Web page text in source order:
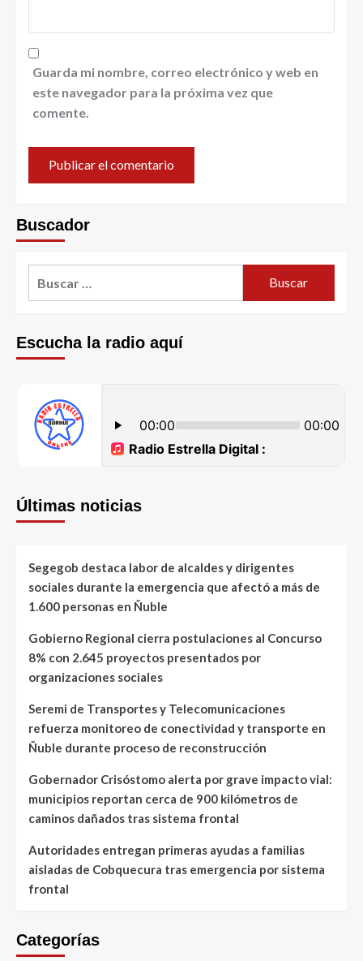
Guarda mi nombre, correo electrónico y web en
este navegador para la próxima vez que
comente.
Buscador
Escucha la radio aquí
Últimas noticias
Segegob destaca labor de alcaldes y dirigentes
sociales durante la emergencia que afectó a más de
1.600 personas en Ñuble
Gobierno Regional cierra postulaciones al Concurso
8% con 2.645 proyectos presentados por
organizaciones sociales
Seremi de Transportes y Telecomunicaciones
refuerza monitoreo de conectividad y transporte en
Ñuble durante proceso de reconstrucción
Gobernador Crisóstomo alerta por grave impacto vial:
municipios reportan cerca de 900 kilómetros de
caminos dañados tras sistema frontal
Autoridades entregan primeras ayudas a familias
aisladas de Cobquecura tras emergencia por sistema
frontal
Categorías